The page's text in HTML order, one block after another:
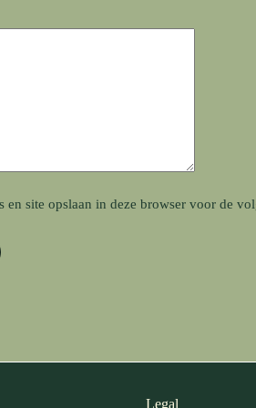
en site opslaan in deze browser voor de
Legal